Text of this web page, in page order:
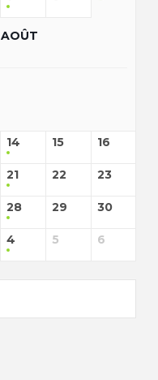
AOÛT
14 15 16
21 22 23
28 29 30
4 5 6